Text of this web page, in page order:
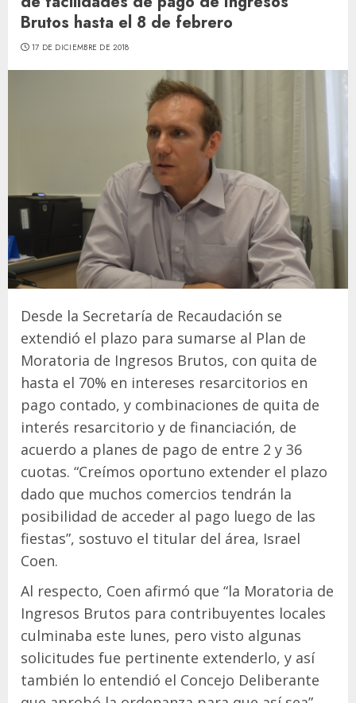
Brutos hasta el 8 de febrero
17 DE DICIEMBRE DE 2018
Desde la Secretaría de Recaudación se
extendió el plazo para sumarse al Plan de
Moratoria de Ingresos Brutos, con quita de
hasta el 70% en intereses resarcitorios en
pago contado, y combinaciones de quita de
interés resarcitorio y de financiación, de
acuerdo a planes de pago de entre 2 y 36
cuotas. “Creímos oportuno extender el plazo
dado que muchos comercios tendrán la
posibilidad de acceder al pago luego de las
fiestas”, sostuvo el titular del área, Israel
Coen.
Al respecto, Coen afirmó que “la Moratoria de
Ingresos Brutos para contribuyentes locales
culminaba este lunes, pero visto algunas
solicitudes fue pertinente extenderlo, y así
también lo entendió el Concejo Deliberante